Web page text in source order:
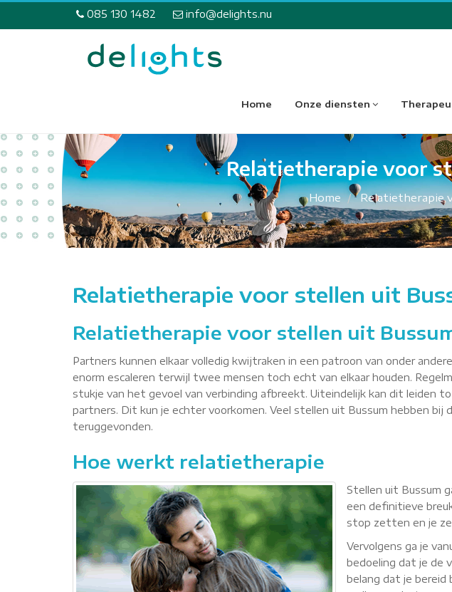
085 130 1482 info@delights.nu
Home Onze diensten
Relatietherapie voor
Home Relatietherapie
Relatietherapie voor stellen uit
Relatietherapie voor stellen uit
Partners kunnen elkaar volledig kwijtraken in een patroon van onder
enorm escaleren terwijl twee mensen toch echt van elkaar houden.
stukje van het gevoel van verbinding afbreekt. Uiteindelijk kan dit leiden
partners. Dit kun je echter voorkomen. Veel stellen uit Bussum hebben
teruggevonden.
Hoe werkt relatietherapie
Stellen uit Bussum
een definitieve
stop zetten en je
Vervolgens ga je
bedoeling dat je de
belang dat je bereid